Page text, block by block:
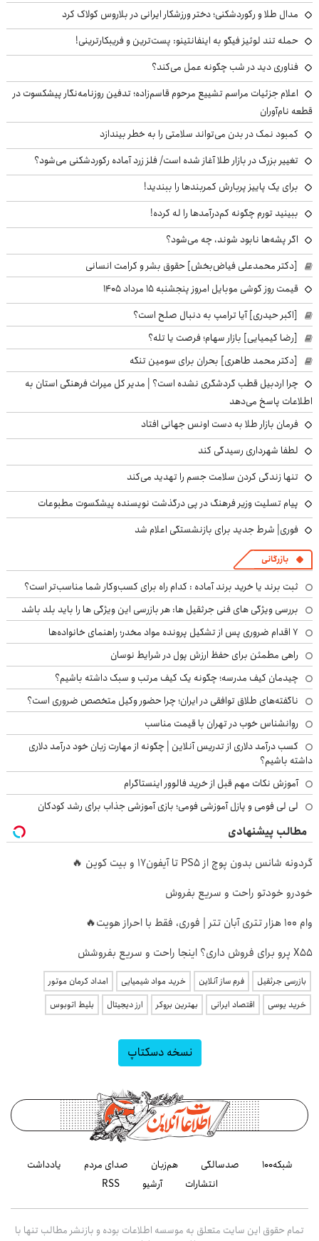
مدال طلا و رکوردشکنی؛ دختر ورزشکار ایرانی در بلاروس کولاک کرد
حمله تند لوئیز فیگو به اینفانتینو: پست‌ترین و فریبکارترینی!
فناوری دید در شب چگونه عمل می‌کند؟
اعلام جزئیات مراسم تشییع مرحوم قاسم‌زاده؛ تدفین روزنامه‌نگار پیشکسوت در
قطعه نام‌آوران
کمبود نمک در بدن می‌تواند سلامتی را به خطر بیندازد
تغییر بزرگ در بازار طلا آغاز شده است/ فلز زرد آماده رکوردشکنی می‌شود؟
برای یک پاییز پربارش کمربندها را ببندید!
ببینید تورم چگونه کم‌درآمدها را له کرده!
اگر پشه‌ها نابود شوند، چه می‌شود؟
[دکتر محمدعلی فیاض‌بخش] حقوق بشر و کرامت انسانی
قیمت روز گوشی موبایل امروز پنجشنبه ۱۵ مرداد ۱۴۰۵
[اکبر حیدری] آیا ترامپ به دنبال صلح است؟
[رضا کیمیایی] بازار سهام؛ فرصت یا تله؟
[دکتر محمد طاهری] بحران برای سومین تنگه
چرا اردبیل قطب گردشگری نشده است؟ | مدیر کل میراث فرهنگی استان به
اطلاعات پاسخ می‌دهد
فرمان بازار طلا به دست اونس جهانی افتاد
لطفا شهرداری رسیدگی کند
تنها زندگی کردن سلامت جسم را تهدید می‌کند
پیام تسلیت وزیر فرهنگ در پی درگذشت نویسنده پیشکسوت مطبوعات
فوری| شرط جدید برای بازنشستگی اعلام شد
بازرگانی
ثبت برند یا خرید برند آماده : کدام راه برای کسب‌وکار شما مناسب‌تر است؟
بررسی ویژگی های فنی جرثقیل ها: هر بازرسی این ویژگی ها را باید بلد باشد
۷ اقدام ضروری پس از تشکیل پرونده مواد مخدر؛ راهنمای خانواده‌ها
راهی مطمئن برای حفظ ارزش پول در شرایط نوسان
چیدمان کیف مدرسه؛ چگونه یک کیف مرتب و سبک داشته باشیم؟
ناگفته‌های طلاق توافقی در ایران؛ چرا حضور وکیل متخصص ضروری است؟
روانشناس خوب در تهران با قیمت مناسب
کسب درآمد دلاری از تدریس آنلاین | چگونه از مهارت زبان خود درآمد دلاری
داشته باشیم؟
آموزش نکات مهم قبل از خرید فالوور اینستاگرام
لی لی فومی و پازل آموزشی فومی؛ بازی آموزشی جذاب برای رشد کودکان
مطالب پیشنهادی
گردونه شانس بدون پوچ از PS5 تا آیفون17 و بیت کوین 🔥
خودرو خودتو راحت و سریع بفروش
وام 100 هزار تتری آبان تتر | فوری، فقط با احراز هویت🔥
X55 پرو برای فروش داری؟ اینجا راحت و سریع بفروشش
بازرسی جرثقیل فرم ساز آنلاین خرید مواد شیمیایی
امداد کرمان موتور
خرید یوسی
اقتصاد ایرانی بهترین بروکر ارز دیجیتال بلیط اتوبوس
نسخه دسکتاپ
شبکه۱۰۰ صدسالگی هم‌زبان صدای مردم
یادداشت
انتشارات
آرشیو RSS
تمام حقوق این سایت متعلق به موسسه اطلاعات بوده و بازنشر مطالب تنها با